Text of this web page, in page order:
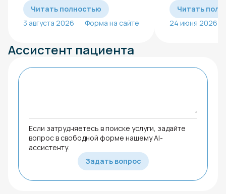
Читать полностью
3 августа 2026
Форма на сайте
Читать
24 июня 2026
Ассистент пациента
Если затрудняетесь в поиске услуги, задайте
вопрос в свободной форме нашему AI-
ассистенту.
Задать вопрос